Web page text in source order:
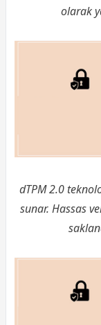
olarak
dTPM 2.0
sunar. Hassas